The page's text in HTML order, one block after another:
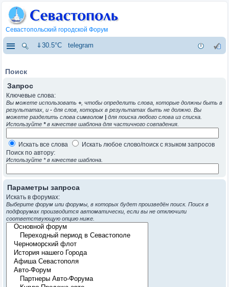
Севастопольский городской Форум
⇓30.5°C telegram
Поиск
Запрос
Ключевые слова:
Вы можете использовать +, чтобы определить слова, которые должны быть в
результатах, и - для слов, которых в результатах быть не должно. Вы
можете разделить слова символом | для поиска любого слова из списка.
Используйте *в качестве шаблона для частичного совпадения.
Искать все слова
Искать любое слово/поиск с языком запросов
Поиск по автору:
Используйте * в качестве шаблона.
Параметры запроса
Искать в форумах:
Выберите форум или форумы, в которых будет произведён поиск. Поиск в
подфорумах производится автоматически, если вы не отключили
соответствующую опцию ниже.